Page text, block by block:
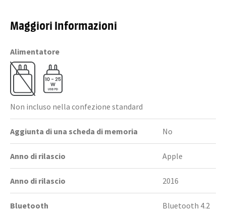
Maggiori Informazioni
Alimentatore
Non incluso nella confezione standard
Aggiunta di una scheda di memoria No
Anno di rilascio Apple
Anno di rilascio 2016
Bluetooth Bluetooth 4.2